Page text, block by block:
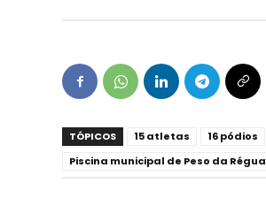
TÓPICOS 15 atletas 16 pódios
Piscina municipal de Peso da Régua